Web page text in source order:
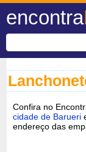
encontra
Confira no
cidade de Barueri
endereço das